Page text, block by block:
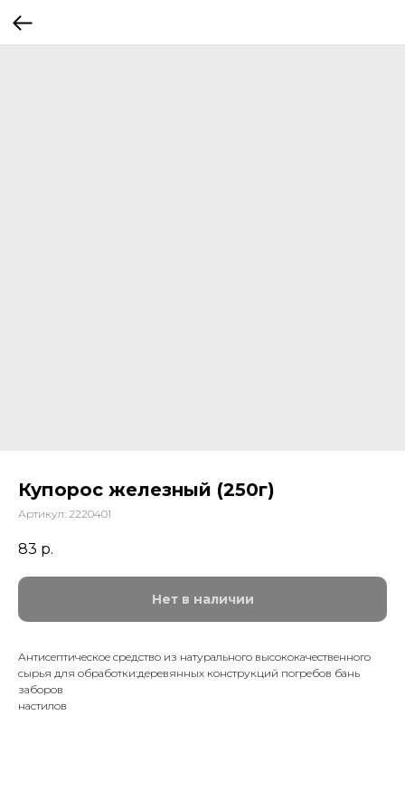
Купорос железный (250г)
Артикул: 2220401
83 р.
Нет в наличии
Антисептическое средство из натурального высококачественного
сырья для обработки:деревянных конструкций погребов бань
заборов
настилов